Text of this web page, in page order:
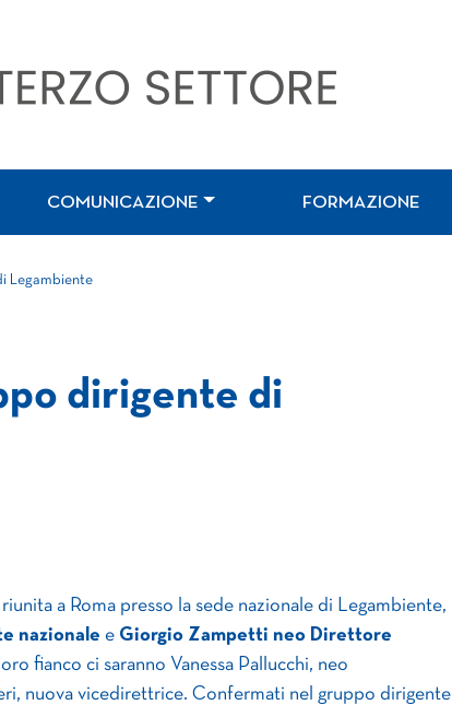
COMUNICAZIONE FORMAZIONE
Legambiente
dirigente di
a Roma presso la sede nazionale di Legambiente,
nazionale e Giorgio Zampetti neo Direttore
fianco ci saranno Vanessa Pallucchi, neo
nuova vicedirettrice. Confermati nel gruppo dirigente